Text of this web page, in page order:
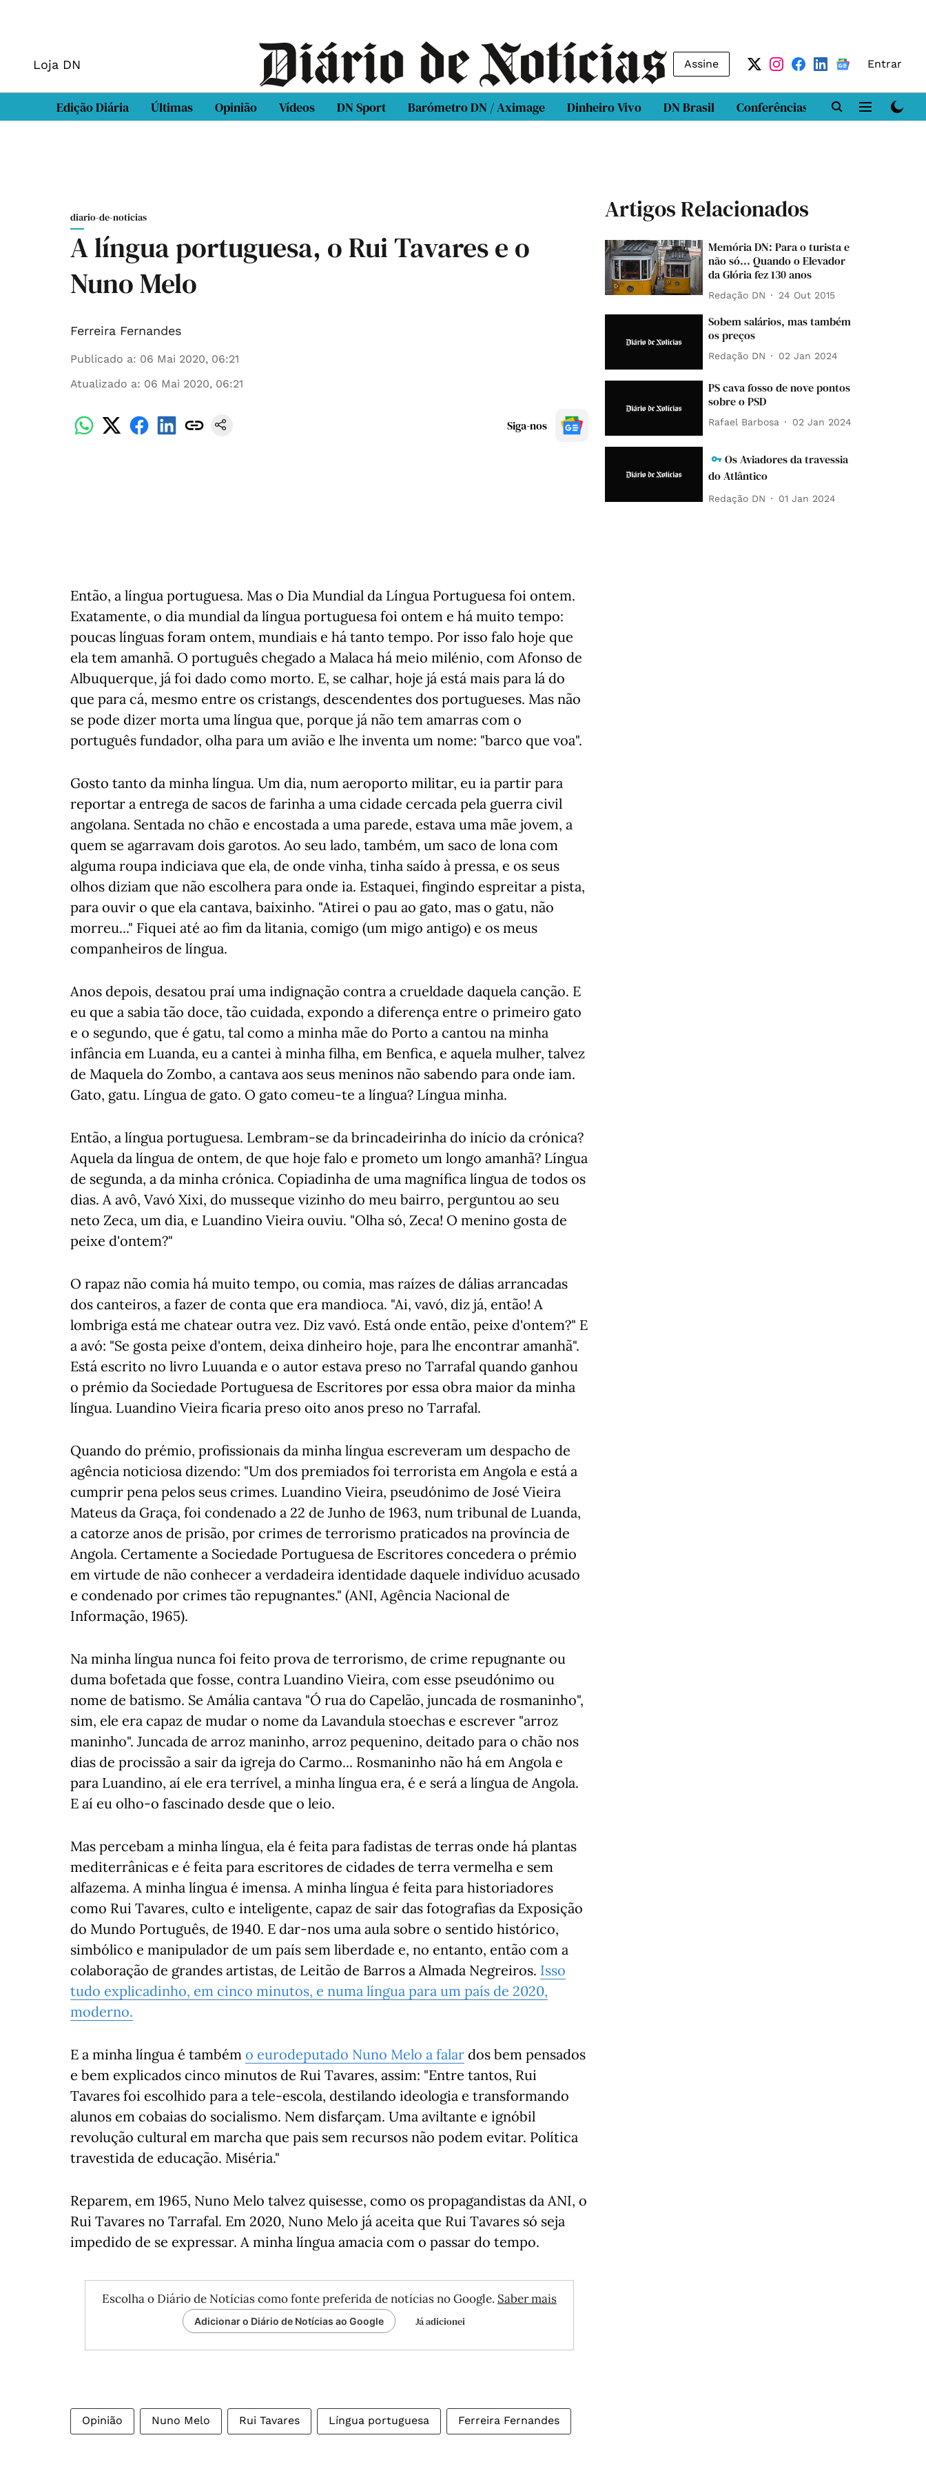
Loja DN Assine Entrar
Edição Diária Últimas Opinião Vídeos DN Sport Barómetro DN / Aximage Dinheiro Vivo DN Brasil Conferências DN LAB
diario-de-noticias
A língua portuguesa, o Rui Tavares e o
Nuno Melo
Ferreira Fernandes
Publicado a: 06 Mai 2020, 06:21
Atualizado a: 06 Mai 2020, 06:21
Siga-nos
Então, a língua portuguesa. Mas o Dia Mundial da Língua Portuguesa foi ontem.
Exatamente, o dia mundial da língua portuguesa foi ontem e há muito tempo:
poucas línguas foram ontem, mundiais e há tanto tempo. Por isso falo hoje que
ela tem amanhã. O português chegado a Malaca há meio milénio, com Afonso de
Albuquerque, já foi dado como morto. E, se calhar, hoje já está mais para lá do
que para cá, mesmo entre os cristangs, descendentes dos portugueses. Mas não
se pode dizer morta uma língua que, porque já não tem amarras com o
português fundador, olha para um avião e lhe inventa um nome: "barco que voa".
Gosto tanto da minha língua. Um dia, num aeroporto militar, eu ia partir para
reportar a entrega de sacos de farinha a uma cidade cercada pela guerra civil
angolana. Sentada no chão e encostada a uma parede, estava uma mãe jovem, a
quem se agarravam dois garotos. Ao seu lado, também, um saco de lona com
alguma roupa indiciava que ela, de onde vinha, tinha saído à pressa, e os seus
olhos diziam que não escolhera para onde ia. Estaquei, fingindo espreitar a pista,
para ouvir o que ela cantava, baixinho. "Atirei o pau ao gato, mas o gatu, não
morreu..." Fiquei até ao fim da litania, comigo (um migo antigo) e os meus
companheiros de língua.
Anos depois, desatou praí uma indignação contra a crueldade daquela canção. E
eu que a sabia tão doce, tão cuidada, expondo a diferença entre o primeiro gato
e o segundo, que é gatu, tal como a minha mãe do Porto a cantou na minha
infância em Luanda, eu a cantei à minha filha, em Benfica, e aquela mulher, talvez
de Maquela do Zombo, a cantava aos seus meninos não sabendo para onde iam.
Gato, gatu. Língua de gato. O gato comeu-te a língua? Língua minha.
Então, a língua portuguesa. Lembram-se da brincadeirinha do início da crónica?
Aquela da língua de ontem, de que hoje falo e prometo um longo amanhã? Língua
de segunda, a da minha crónica. Copiadinha de uma magnífica língua de todos os
dias. A avô, Vavó Xixi, do musseque vizinho do meu bairro, perguntou ao seu
neto Zeca, um dia, e Luandino Vieira ouviu. "Olha só, Zeca! O menino gosta de
peixe d'ontem?"
O rapaz não comia há muito tempo, ou comia, mas raízes de dálias arrancadas
dos canteiros, a fazer de conta que era mandioca. "Ai, vavó, diz já, então! A
lombriga está me chatear outra vez. Diz vavó. Está onde então, peixe d'ontem?" E
a avó: "Se gosta peixe d'ontem, deixa dinheiro hoje, para lhe encontrar amanhã".
Está escrito no livro Luuanda e o autor estava preso no Tarrafal quando ganhou
o prémio da Sociedade Portuguesa de Escritores por essa obra maior da minha
língua. Luandino Vieira ficaria preso oito anos preso no Tarrafal.
Quando do prémio, profissionais da minha língua escreveram um despacho de
agência noticiosa dizendo: "Um dos premiados foi terrorista em Angola e está a
cumprir pena pelos seus crimes. Luandino Vieira, pseudónimo de José Vieira
Mateus da Graça, foi condenado a 22 de Junho de 1963, num tribunal de Luanda,
a catorze anos de prisão, por crimes de terrorismo praticados na província de
Angola. Certamente a Sociedade Portuguesa de Escritores concedera o prémio
em virtude de não conhecer a verdadeira identidade daquele indivíduo acusado
e condenado por crimes tão repugnantes." (ANI, Agência Nacional de
Informação, 1965).
Na minha língua nunca foi feito prova de terrorismo, de crime repugnante ou
duma bofetada que fosse, contra Luandino Vieira, com esse pseudónimo ou
nome de batismo. Se Amália cantava "Ó rua do Capelão, juncada de rosmaninho",
sim, ele era capaz de mudar o nome da Lavandula stoechas e escrever "arroz
maninho". Juncada de arroz maninho, arroz pequenino, deitado para o chão nos
dias de procissão a sair da igreja do Carmo... Rosmaninho não há em Angola e
para Luandino, aí ele era terrível, a minha língua era, é e será a língua de Angola.
E aí eu olho-o fascinado desde que o leio.
Mas percebam a minha língua, ela é feita para fadistas de terras onde há plantas
mediterrânicas e é feita para escritores de cidades de terra vermelha e sem
alfazema. A minha língua é imensa. A minha língua é feita para historiadores
como Rui Tavares, culto e inteligente, capaz de sair das fotografias da Exposição
do Mundo Português, de 1940. E dar-nos uma aula sobre o sentido histórico,
simbólico e manipulador de um país sem liberdade e, no entanto, então com a
colaboração de grandes artistas, de Leitão de Barros a Almada Negreiros. Isso
tudo explicadinho, em cinco minutos, e numa língua para um país de 2020,
moderno.
E a minha língua é também o eurodeputado Nuno Melo a falar dos bem pensados
e bem explicados cinco minutos de Rui Tavares, assim: "Entre tantos, Rui
Tavares foi escolhido para a tele-escola, destilando ideologia e transformando
alunos em cobaias do socialismo. Nem disfarçam. Uma aviltante e ignóbil
revolução cultural em marcha que pais sem recursos não podem evitar. Política
travestida de educação. Miséria."
Reparem, em 1965, Nuno Melo talvez quisesse, como os propagandistas da ANI, o
Rui Tavares no Tarrafal. Em 2020, Nuno Melo já aceita que Rui Tavares só seja
impedido de se expressar. A minha língua amacia com o passar do tempo.
Escolha o Diário de Notícias como fonte preferida de notícias no Google. Saber mais
Adicionar o Diário de Notícias ao Google Já adicionei
Opinião Nuno Melo Rui Tavares Língua portuguesa Ferreira Fernandes
Artigos Relacionados
Memória DN: Para o turista e
não só... Quando o Elevador
da Glória fez 130 anos
Redação DN 24 Out 2015
Sobem salários, mas também
os preços
Redação DN 02 Jan 2024
PS cava fosso de nove pontos
sobre o PSD
Rafael Barbosa 02 Jan 2024
Os Aviadores da travessia
do Atlântico
Redação DN 01 Jan 2024